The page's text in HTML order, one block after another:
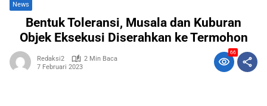
News
Bentuk Toleransi, Musala dan Kuburan
Objek Eksekusi Diserahkan ke Termohon
Redaksi2
2 Min Baca
7 Februari 2023
66